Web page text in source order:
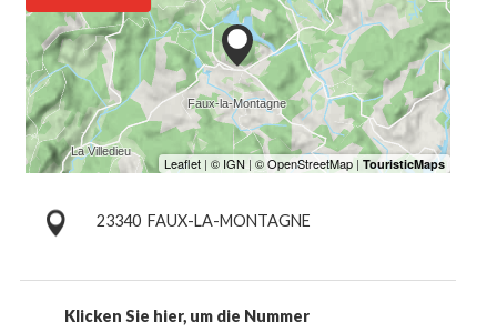
23340 FAUX-LA-MONTAGNE
Klicken Sie hier, um die Nummer